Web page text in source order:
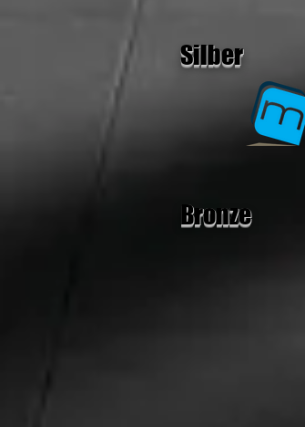
Silber
Bronze